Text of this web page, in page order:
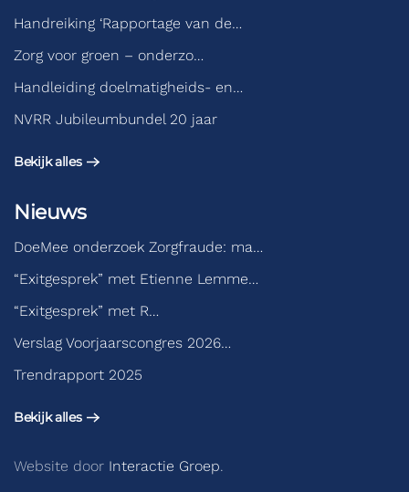
Handreiking ‘Rapportage van de…
Zorg voor groen – onderzo…
Handleiding doelmatigheids- en…
NVRR Jubileumbundel 20 jaar
Bekijk alles
Nieuws
DoeMee onderzoek Zorgfraude: ma…
“Exitgesprek” met Etienne Lemme…
“Exitgesprek” met R…
Verslag Voorjaarscongres 2026…
Trendrapport 2025
Bekijk alles
Website door Interactie Groep.